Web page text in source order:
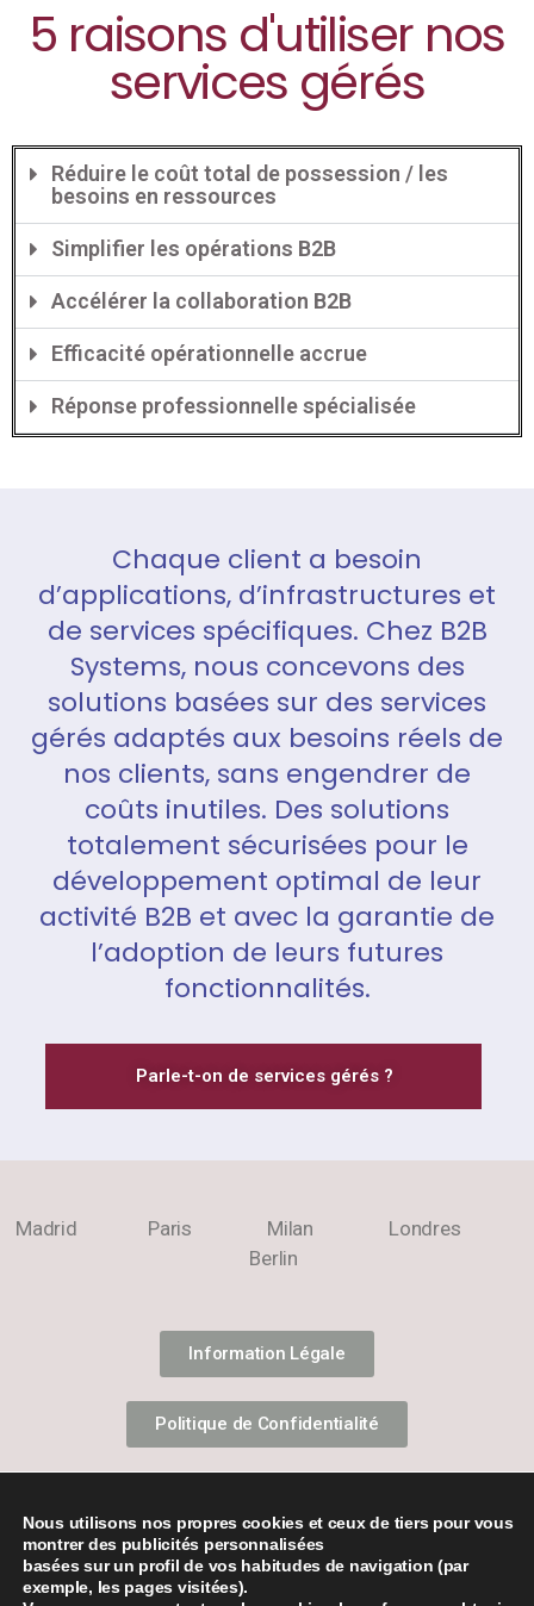
5 raisons d'utiliser nos
services gérés
Réduire le coût total de possession / les
besoins en ressources
Simplifier les opérations B2B
Accélérer la collaboration B2B
Efficacité opérationnelle accrue
Réponse professionnelle spécialisée
Chaque client a besoin
d’applications, d’infrastructures et
de services spécifiques. Chez B2B
Systems, nous concevons des
solutions basées sur des services
gérés adaptés aux besoins réels de
nos clients, sans engendrer de
coûts inutiles. Des solutions
totalement sécurisées pour le
développement optimal de leur
activité B2B et avec la garantie de
l’adoption de leurs futures
fonctionnalités.
Parle-t-on de services gérés ?
Madrid Paris Milan Londres
Berlin
Information Légale
Politique de Confidentialité
Politique en Matière de Cookies
Nous utilisons nos propres cookies et ceux de tiers pour vous
montrer des publicités personnalisées
basées sur un profil de vos habitudes de navigation (par
exemple, les pages visitées).